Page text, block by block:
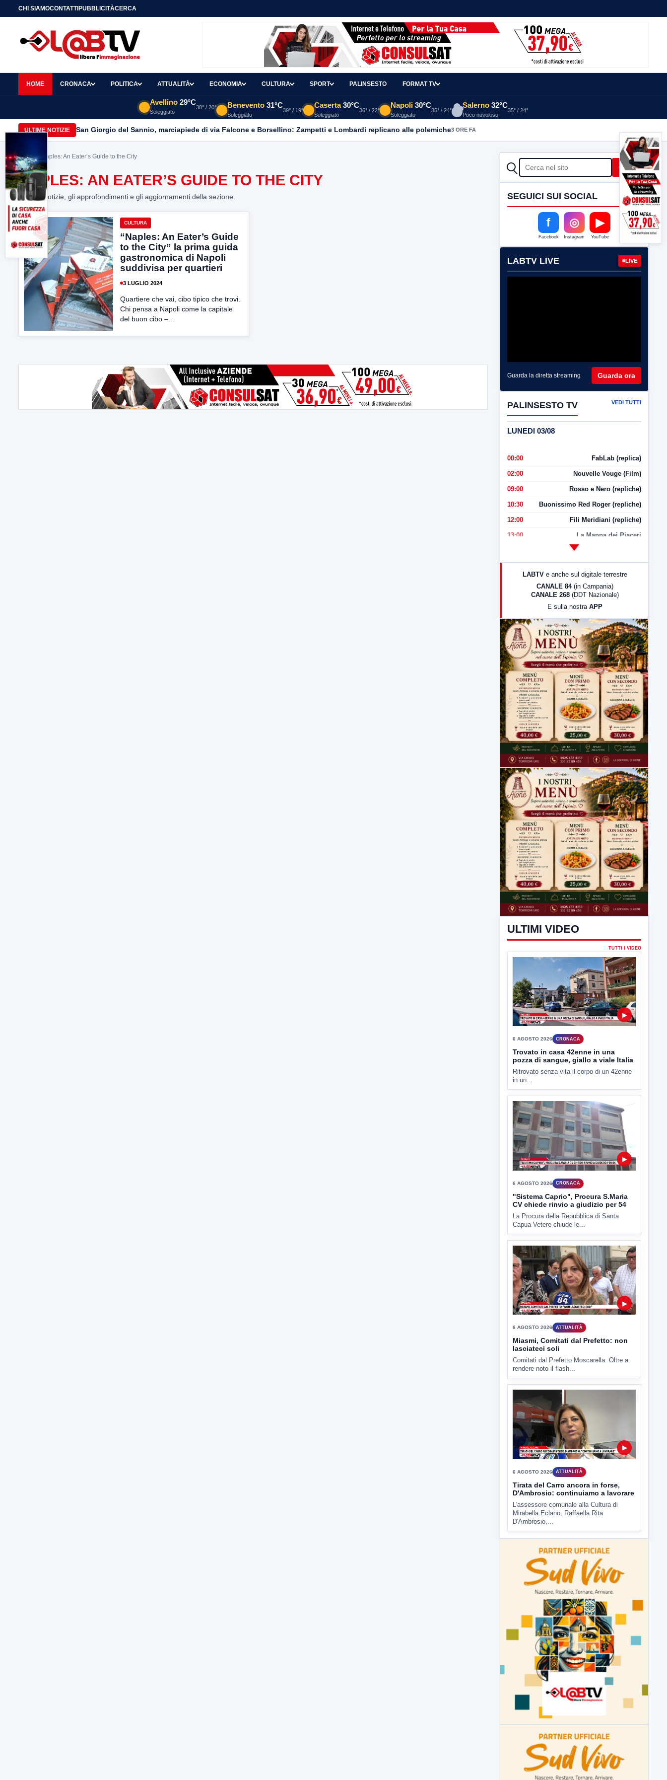
CHI SIAMOCONTATTIPUBBLICITÀCERCA
HOME CRONACA POLITICA ATTUALITÀ ECONOMIA CULTURA SPORT PALINSESTO FORMAT TV
Avellino 29°C
Soleggiato
38° / 20° Benevento 31°C
Soleggiato
39° / 19°
Caserta 30°C
Soleggiato
36° / 22°
Napoli 30°C
Soleggiato
35° / 24°
Salerno 32°C
Poco nuvoloso
35° / 24°
ULTIME NOTIZIE San Giorgio del Sannio, marciapiede di via Falcone e Borsellino: Zampetti e Lombardi replicano alle polemiche3 ORE FA
Home> Naples: An Eater’s Guide to the City
NAPLES: AN EATER’S GUIDE TO THE CITY
Tutte le notizie, gli approfondimenti e gli aggiornamenti della sezione.
CULTURA
“Naples: An Eater’s Guide
to the City” la prima guida
gastronomica di Napoli
suddivisa per quartieri
3 LUGLIO 2024
Quartiere che vai, cibo tipico che trovi.
Chi pensa a Napoli come la capitale
del buon cibo –...
CERCA Cerca
SEGUICI SUI SOCIAL
f
Facebook
◎
Instagram
▶
YouTube
LABTV LIVE LIVE
Guarda la diretta streaming Guarda ora
PALINSESTO TV VEDI TUTTI
LUNEDI 03/08
00:00 FabLab (replica)
02:00 Nouvelle Vouge (Film)
09:00 Rosso e Nero (repliche)
10:30 Buonissimo Red Roger (repliche)
12:00 Fili Meridiani (repliche)
13:00 La Mappa dei Piaceri
LabNews (Diretta)
23:00 LabNews (replica)
LABTV e anche sul digitale terrestre
CANALE 84 (in Campania)
CANALE 268 (DDT Nazionale)
E sulla nostra APP
ULTIMI VIDEO
TUTTI I VIDEO
▶
6 AGOSTO 2026 CRONACA
Trovato in casa 42enne in una
pozza di sangue, giallo a viale Italia
Ritrovato senza vita il corpo di un 42enne
in un...
▶
6 AGOSTO 2026 CRONACA
"Sistema Caprio", Procura S.Maria
CV chiede rinvio a giudizio per 54
La Procura della Repubblica di Santa
Capua Vetere chiude le...
▶
6 AGOSTO 2026
Miasmi, Comitati dal Prefetto: non
lasciateci soli
Comitati dal Prefetto Moscarella. Oltre a
rendere noto il flash...
Tirata del Carro ancora in forse,
D'Ambrosio: continuiamo a lavorare
L'assessore comunale alla Cultura di
Mirabella Eclano, Raffaella Rita
D'Ambrosio,...